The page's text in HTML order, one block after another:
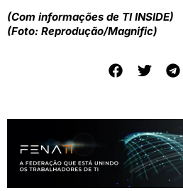
(Com informações de TI INSIDE)
(Foto: Reprodução/Magnific)